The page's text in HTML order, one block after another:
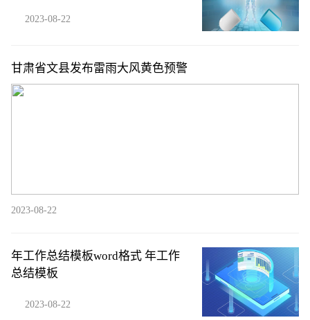
2023-08-22
甘肃省文县发布雷雨大风黄色预警
2023-08-22
年工作总结模板word格式 年工作
总结模板
2023-08-22